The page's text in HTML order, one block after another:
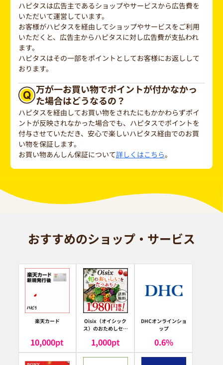
ハピタスは広告主であるショップやサービスから広告費を
いただいて運営しています。
お客様がハピタスを経由してショップやサービスをご利用
いただくと、広告主からハピタスに対し広告費が支払われ
ます。
ハピタスはその一部をポイントとしてお客様にお返しして
おります。
万が一お買い物でポイントが付かなかっ
た場合はどうなるの？
ハピタスを経由してお買い物をされたにもかかわらずポイ
ントが反映されなかった場合でも、ハピタスでポイントを
付与させていただき、安心で楽しいハピタス経由でのお買
い物を保証します。
お買い物あんしん保証について詳しくはこちら。
おすすめのショップ・サービス
楽天カード
10,000pt
Oisix（オイシック
ス）のおためしセッ
1,000pt
DHCオンラインショ
ップ
0.6%